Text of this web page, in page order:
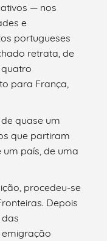
— nos
e
portugueses
retrata, de
para França,
quase um
que partiram
país, de uma
procedeu-se
Depois